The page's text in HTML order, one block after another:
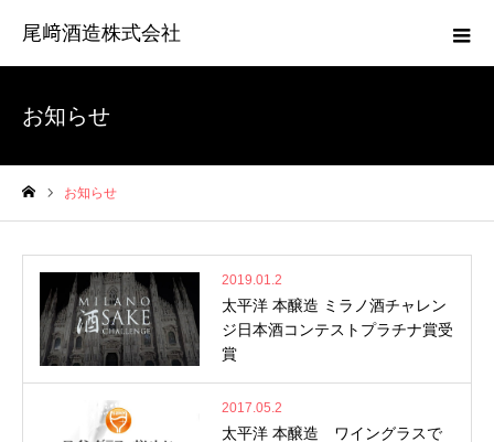
尾﨑酒造株式会社
お知らせ
お知らせ
2019.01.2
太平洋 本醸造 ミラノ酒チャレン
ジ日本酒コンテストプラチナ賞受
賞
2017.05.2
太平洋 本醸造 ワイングラスで